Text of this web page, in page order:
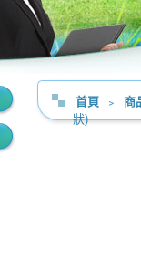
首頁 ﹥
商
狀)